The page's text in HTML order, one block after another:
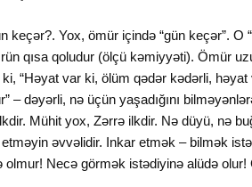
keçər?. Yox, ömür içində “gün keçər”. O
qısa qoludur (ölçü kəmiyyəti). Ömür
“Həyat var ki, ölüm qədər kədərli,
– dəyərli, nə üçün yaşadığını
Mühit yox, Zərrə ilkdir. Nə düyü, nə
əvvəlidir. Inkar etmək – bilmək
olmur! Necə görmək istədiyinə alüdə